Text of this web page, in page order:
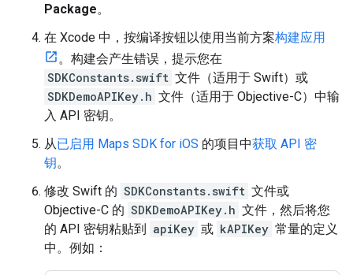
Package。
在 Xcode 中，按编译按钮以使用当前方案构建应用
。构建会产生错误，提示您在
SDKConstants.swift 文件（适用于 Swift）或
SDKDemoAPIKey.h 文件（适用于 Objective-C）中输
入 API 密钥。
从已启用 Maps SDK for iOS 的项目中获取 API 密
钥。
修改 Swift 的 SDKConstants.swift 文件或
Objective-C 的 SDKDemoAPIKey.h 文件，然后将您
的 API 密钥粘贴到 apiKey 或 kAPIKey 常量的定义
中。例如：